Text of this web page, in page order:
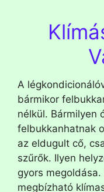
A
bármikor
nélkül. Bármilyen
felbukkanhatnak
az eldugult cő,
szűrők. Ilyen
gyors
megbízható